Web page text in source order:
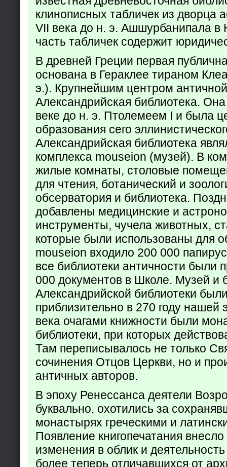
клинописных табличек из дворца
VII века до н. э. Ашшурбанипала в
часть табличек содержит
В древней Греции первая
основана в Гераклее тираном
э.). Крупнейшим центром
Александрийская библиотека.
веке до н. э. Птолемеем I и была
образования сего
Александрийская библиотека
комплекса mouseion (музей). В
жилые комнаты, столовые
для чтения, ботанический и
обсерватория и библиотека.
добавлены медицинские и
инструменты, чучела животных,
которые были использованы для
mouseion входило 200 000
все библиотеки античности были
000 документов в Школе. Музей и
Александрийской библиотеки
приблизительно в 270 году
века очагами книжности были
библиотеки, при которых
Там переписывалось не только
сочинения Отцов Церкви, но и
античных авторов.
В эпоху Ренессанса деятели
буквально, охотились за
монастырях греческими и
Появление книгопечатания
изменения в облик и
более теперь отличавшихся от